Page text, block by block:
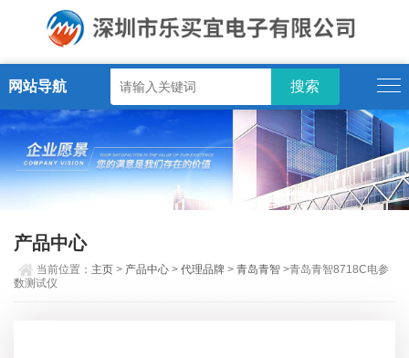
网站导航
产品中心
当前位置： 主页 > 产品中心 >代理品牌 >青岛青智 >青岛青智8718C电参
数测试仪